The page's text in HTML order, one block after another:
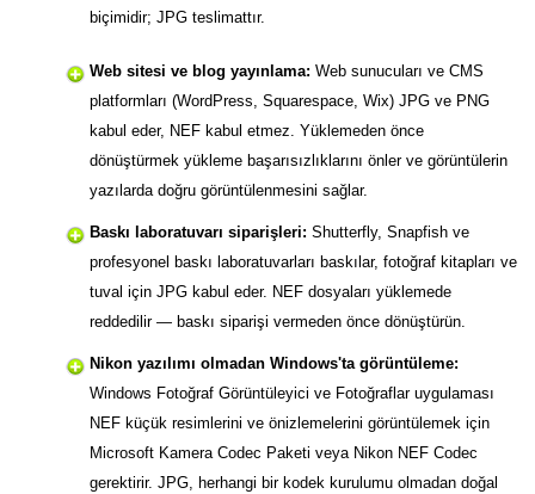
biçimidir; JPG teslimattır.
Web sitesi ve blog yayınlama: Web sunucuları ve CMS
platformları (WordPress, Squarespace, Wix) JPG ve PNG
kabul eder, NEF kabul etmez. Yüklemeden önce
dönüştürmek yükleme başarısızlıklarını önler ve görüntülerin
yazılarda doğru görüntülenmesini sağlar.
Baskı laboratuvarı siparişleri: Shutterfly, Snapfish ve
profesyonel baskı laboratuvarları baskılar, fotoğraf kitapları ve
tuval için JPG kabul eder. NEF dosyaları yüklemede
reddedilir — baskı siparişi vermeden önce dönüştürün.
Nikon yazılımı olmadan Windows'ta görüntüleme:
Windows Fotoğraf Görüntüleyici ve Fotoğraflar uygulaması
NEF küçük resimlerini ve önizlemelerini görüntülemek için
Microsoft Kamera Codec Paketi veya Nikon NEF Codec
gerektirir. JPG, herhangi bir kodek kurulumu olmadan doğal